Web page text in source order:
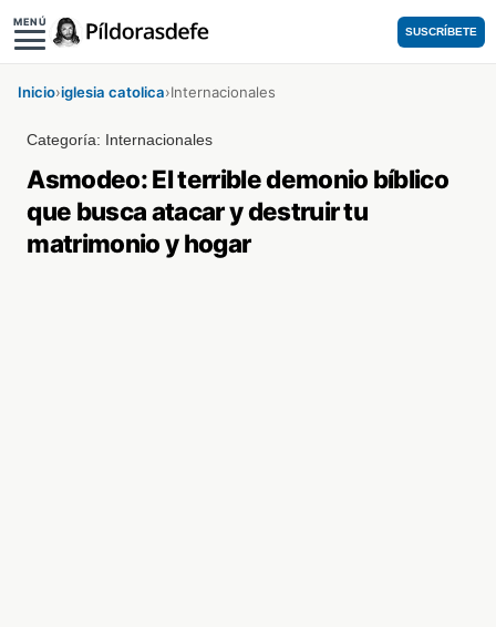
MENÚ
SUSCRÍBETE
Inicio›iglesia catolica›Internacionales
Categoría: Internacionales
Asmodeo: El terrible demonio bíblico
que busca atacar y destruir tu
matrimonio y hogar